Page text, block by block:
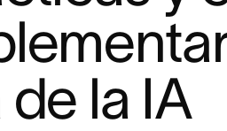
de la IA